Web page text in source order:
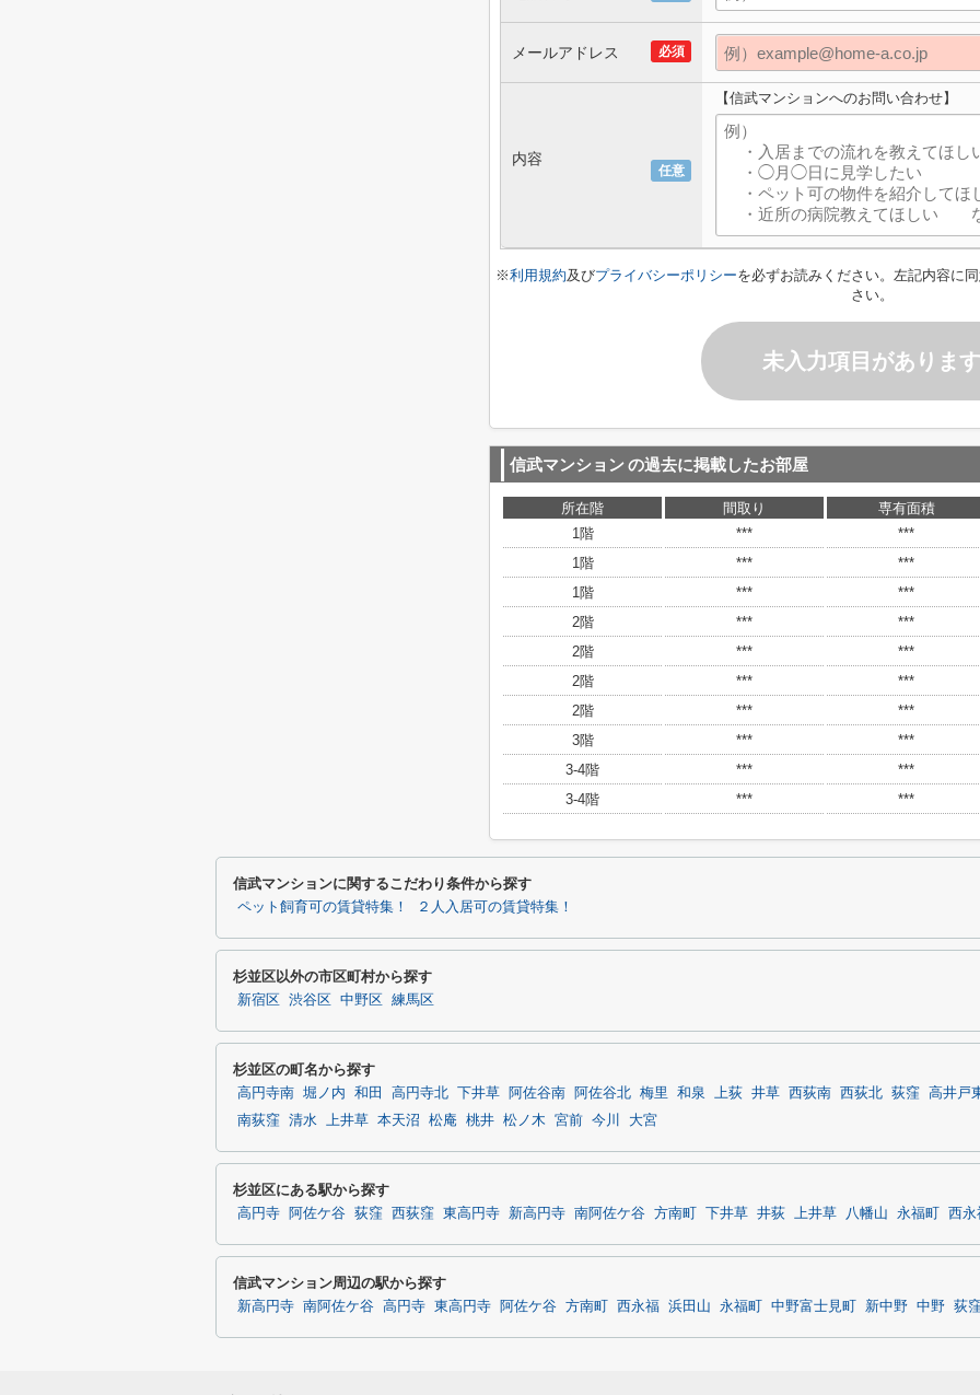
必須
メールアドレス
任意
内容
【信武マンションへのお問い合わせ】
※利用規約及びプライバシーポリシーを必ずお読みください。左記内容に
さい。
未入力項目があります
信武マンションの過去に掲載したお部屋
所在階 間取り 専有面積
1階
*** ***
1階
*** ***
1階
*** ***
2階
*** ***
2階
*** ***
2階
*** ***
2階
*** ***
3階
*** ***
3-4階
*** ***
3-4階
*** ***
信武マンションに関するこだわり条件から探す
ペット飼育可の賃貸特集！ ２人入居可の賃貸特集！
杉並区以外の市区町村から探す
新宿区 渋谷区 中野区 練馬区
杉並区の町名から探す
高円寺南 堀ノ内 和田 高円寺北 下井草 阿佐谷南 阿佐谷北 梅里 和泉 上荻 井草 西荻南 西荻北 荻窪 高井戸
南荻窪 清水 上井草 本天沼 松庵 桃井 松ノ木 宮前 今川 大宮
杉並区にある駅から探す
高円寺 阿佐ケ谷 荻窪 西荻窪 東高円寺 新高円寺 南阿佐ケ谷 方南町 下井草 井荻 上井草 八幡山 永福町 西永
信武マンション周辺の駅から探す
新高円寺 南阿佐ケ谷 高円寺 東高円寺 阿佐ケ谷 方南町 西永福 浜田山 永福町 中野富士見町 新中野 中野 荻